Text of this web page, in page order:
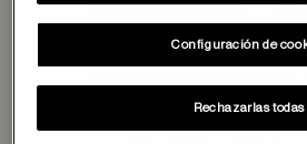
Configuración de
Rechazarlas todas